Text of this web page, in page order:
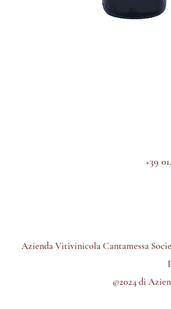
+39
Azienda Vitivinicola Cantamessa
©2024 di